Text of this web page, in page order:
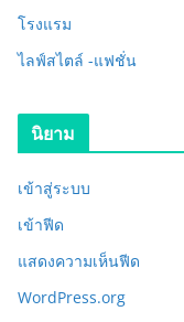
โรงแรม
ไลฟ์สไตล์ -แฟชั่น
นิยาม
เข้าสู่ระบบ
เข้าฟีด
แสดงความเห็นฟีด
WordPress.org